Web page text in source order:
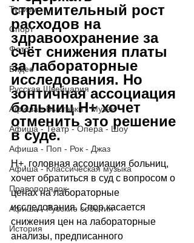
Туризм
Спорт
Фото
Видео
Русская Швейцария
Афиша - Выставки - Музеи
Афиша - Театр - Опера - Шоу
Афиша - Поп - Рок - Джаз
Афиша - Классическая музыка
Правопорядок
Афиша - Русские события
История
стремительный рост
расходов на
здравоохранение за
счёт снижения платы
за лабораторные
исследования. Но
зонтичная ассоциация
больниц H+ хочет
отменить это решение
в суде.
H+, головная ассоциация больниц,
хочет обратиться в суд с вопросом о
ценах на лабораторные
исследования. Спор касается
снижения цен на лабораторные
анализы, предписанного